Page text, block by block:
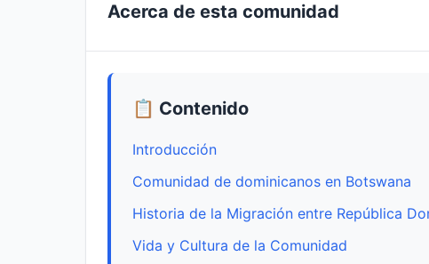
Acerca de esta comunidad
📋 Contenido
Introducción
Comunidad de dominicanos en Botswana
Historia de la Migración entre República
Vida y Cultura de la Comunidad